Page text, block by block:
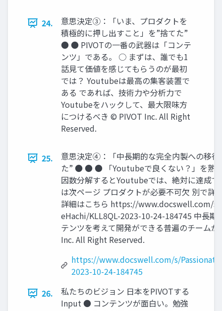
24.
意思決定③：「いま、プロダクトを
積極的に押し出すこと」を”捨てた”
● ● PIVOTの一番の武器は「コンテ
ンツ」である。 ○ まずは、誰でも1
話見て価値を感じてもらうのが最初
では？ Youtubeは最高の集客装置で
ある であれば、技術力や分析力で
Youtubeをハックして、最大限味方
につけるべき © PIVOT Inc. All Right
Reserved.
25.
意思決定④：「中長期的な完全内製への移行
た” ● ● ● 「Youtubeで良くない？」を熟
因数分解するとYoutubeでは、絶対に達成
は次ページ プロダクトが必要不可欠 別で詳
詳細はこちら https://www.docswell.com/s/
eHachi/KLL8QL-2023-10-24-184745 中長期
テンツを考えて開発ができる普遍のチーム
Inc. All Right Reserved.
https://www.docswell.com/s/
2023-10-24-184745
26.
私たちのビジョン 日本をPIVOTする
Input ● コンテンツが面白い。勉強